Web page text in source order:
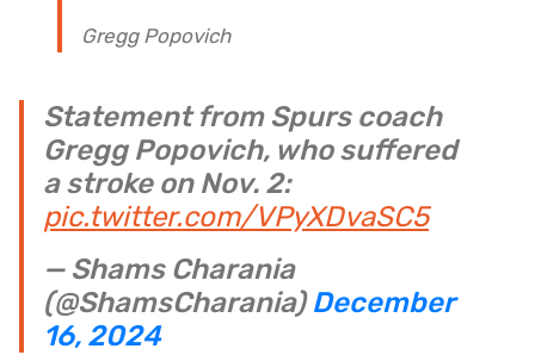
Gregg Popovich
Statement from Spurs coach
Gregg Popovich, who suffered
a stroke on Nov. 2:
pic.twitter.com/VPyXDvaSC5
— Shams Charania
(@ShamsCharania)December
16, 2024